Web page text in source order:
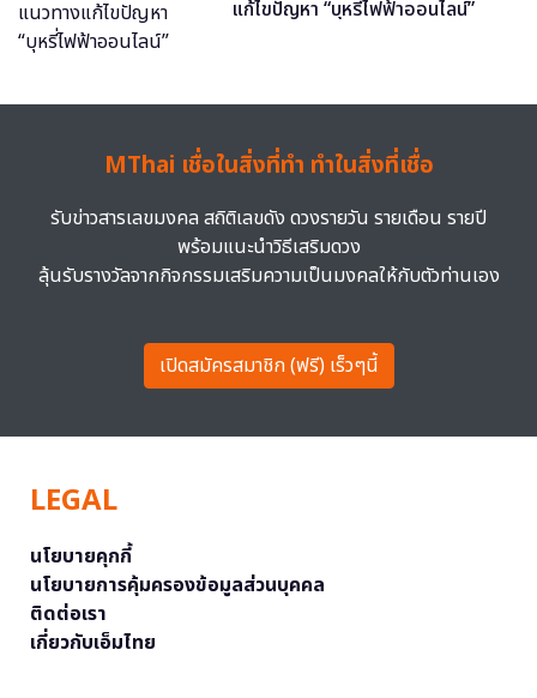
แก้ไขปัญหา “บุหรี่ไฟฟ้าออนไลน์”
MThai เชื่อในสิ่งที่ทำ ทำในสิ่งที่เชื่อ
รับข่าวสารเลขมงคล สถิติเลขดัง ดวงรายวัน รายเดือน รายปี
พร้อมแนะนำวิธีเสริมดวง
ลุ้นรับรางวัลจากกิจกรรมเสริมความเป็นมงคลให้กับตัวท่านเอง
เปิดสมัครสมาชิก (ฟรี) เร็วๆนี้
LEGAL
นโยบายคุกกี้
นโยบายการคุ้มครองข้อมูลส่วนบุคคล
ติดต่อเรา
เกี่ยวกับเอ็มไทย